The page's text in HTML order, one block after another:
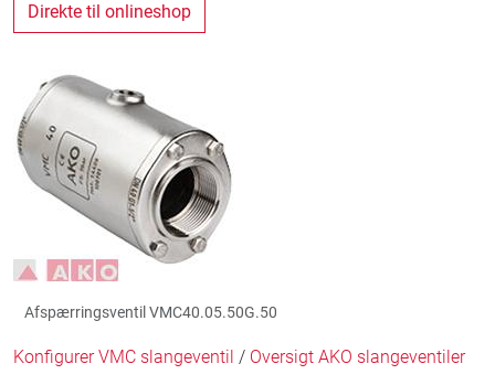
Direkte til onlineshop
Afspærringsventil VMC40.05.50G.50
Konfigurer VMC slangeventil / Oversigt AKO slangeventiler